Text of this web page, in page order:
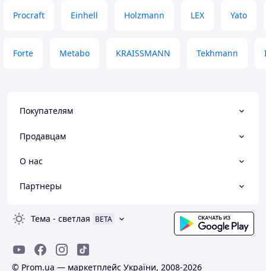
Procraft Einhell Holzmann LEX Yato
Forte Metabo KRAISSMANN Tekhmann
Покупателям
Продавцам
О нас
Партнеры
Тема - светлая BETA
© Prom.ua — маркетплейс України, 2008-2026